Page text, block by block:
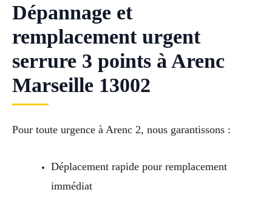
Dépannage et
remplacement urgent
serrure 3 points à Arenc
Marseille 13002
Pour toute urgence à Arenc 2, nous garantissons :
Déplacement rapide pour remplacement
immédiat